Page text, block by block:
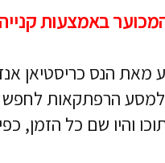
באמצעות
הנס כריסטיאן
הרפתקאות לחפש
והיו שם כל